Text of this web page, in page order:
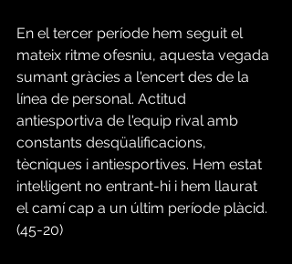
En el tercer període hem seguit el
mateix ritme ofesniu, aquesta vegada
sumant gràcies a l'encert des de la
línea de personal. Actitud
antiesportiva de l'equip rival amb
constants desqüalificacions,
tècniques i antiesportives. Hem estat
intel·ligent no entrant-hi i hem llaurat
el camí cap a un últim període plàcid.
(45-20)